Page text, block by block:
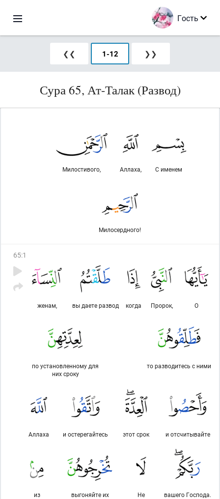
Гость
❮❮ 1-12 ❯❯
Сура 65, Ат-Талак (Развод)
С именем
Аллаха,
Милостивого,
Милосердного!
65:1
О
Пророк,
когда
вы даете развод
женам,
то разводитесь с ними
по установленному для
них сроку
и отсчитывайте
этот срок
и остерегайтесь
Аллаха
вашего Господа.
Не
выгоняйте их
из